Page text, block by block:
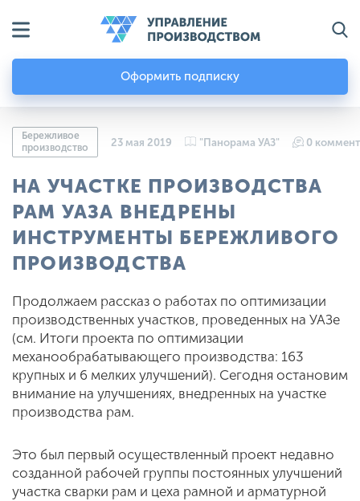
Оформить подписку
Бережливое
производство
23 мая 2019 "Панорама УАЗ" 0
НА УЧАСТКЕ ПРОИЗВОДСТВА
РАМ УАЗА ВНЕДРЕНЫ
ИНСТРУМЕНТЫ БЕРЕЖЛИВОГО
ПРОИЗВОДСТВА
Продолжаем рассказ о работах по оптимизации
производственных участков, проведенных на УАЗе
(см. Итоги проекта по оптимизации
механообрабатывающего производства: 163
крупных и 6 мелких улучшений). Сегодня остановим
внимание на улучшениях, внедренных на участке
производства рам.
Это был первый осуществленный проект недавно
созданной рабочей группы постоянных улучшений
участка сварки рам и цеха рамной и арматурной